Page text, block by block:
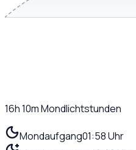
16h 10mMondlichtstunden
Mondaufgang01:58 Uhr